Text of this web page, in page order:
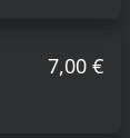
7,00 €